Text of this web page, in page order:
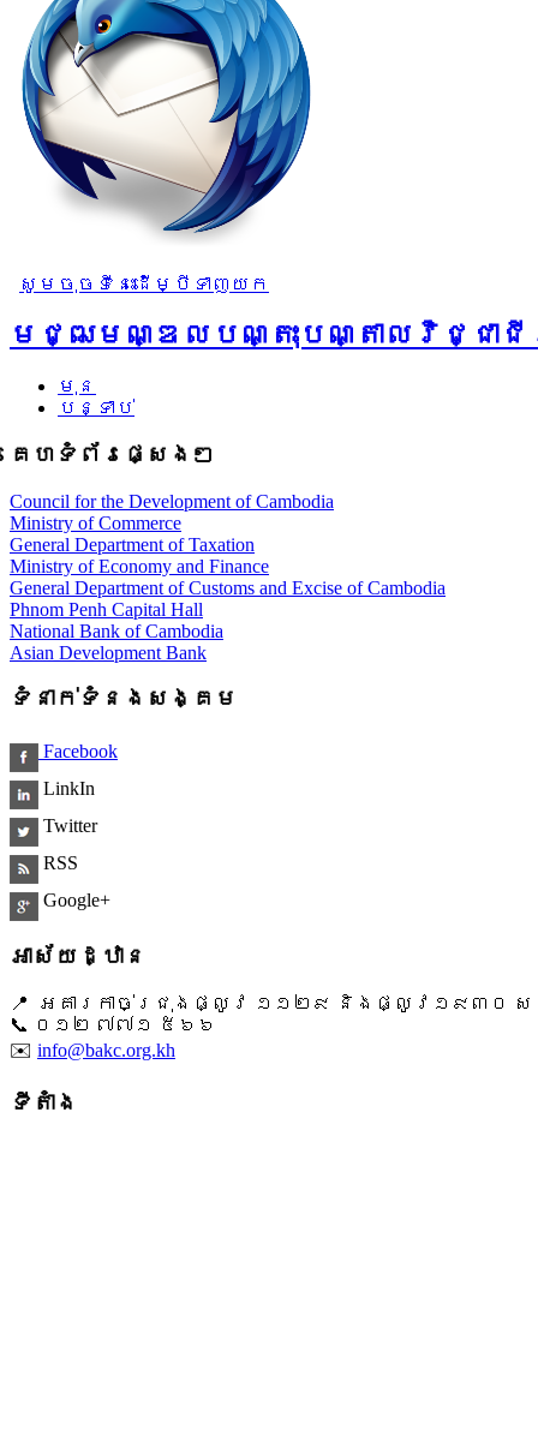
សូមចុចទីនេះដើម្បីទាញយក
មជ្ឍមណ្ឌលបណ្តុះបណ្តាលវិជ្ជាជីវ
មុន
បន្ទាប់
គេហទំព័រផ្សេងៗ
Council for the Development of Cambodia
Ministry of Commerce
General Department of Taxation
Ministry of Economy and Finance
General Department of Customs and Excise of Cambodia
Phnom Penh Capital Hall
National Bank of Cambodia
Asian Development Bank
ទំនាក់ទំនងសង្គម
Facebook
LinkIn
Twitter
RSS
Google+
អាស័យដ្ឋាន
📍 អគារកាច់ជ្រុងផ្លូវ ១១២៩ និងផ្លូវ១៩៣០ ស
📞 ​០១២ ៧៧១ ៥៦៦
✉️ info@bakc.org.kh
ទីតាំង